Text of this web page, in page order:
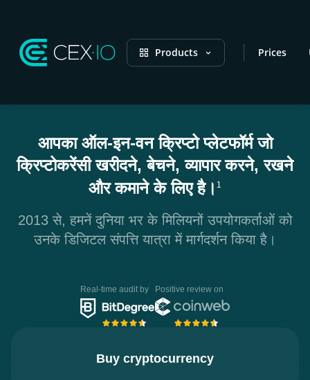
Products Prices
आपका ऑल-इन-वन क्रिप्टो प्लेटफॉर्म जो
क्रिप्टोकरेंसी खरीदने, बेचने, व्यापार करने, रखने
और कमाने के लिए है। 1
2013 से, हमनें दुनिया भर के मिलियनों उपयोगकर्ताओं को
उनके डिजिटल संपत्ति यात्रा में मार्गदर्शन किया है।
Real-time audit by Positive review on
Buy cryptocurrency